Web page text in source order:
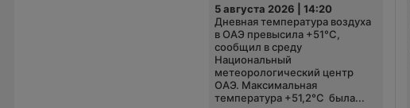
5 августа 2026 | 14:20
Дневная температура воздуха
в ОАЭ превысила +51°C,
сообщил в среду
Национальный
метеорологический центр
ОАЭ. Максимальная
температура +51,2°C была...